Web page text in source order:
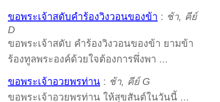
ขอพระเจ้าสดับคำร้องวิงวอนของข้า : ช้า, คีย์
D
ขอพระเจ้าสดับ คำร้องวิงวอนของข้า ยามข้า
ร้องทูลพระองค์ด้วยใจต้องการพึ่งพา ...
ขอพระเจ้าอวยพรท่าน: ช้า, คีย์ G
ขอพระเจ้าอวยพรท่าน ให้สุขสันต์ในวันนี้ ...